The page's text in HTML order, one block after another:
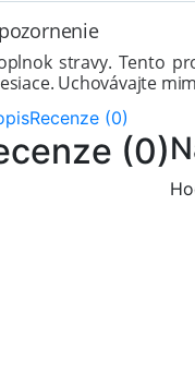
stravy. Tento
Uchovávajte
Recenze (0)
(0)